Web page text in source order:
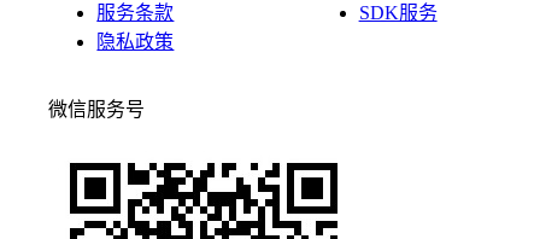
服务条款
隐私政策
SDK服务
微信服务号